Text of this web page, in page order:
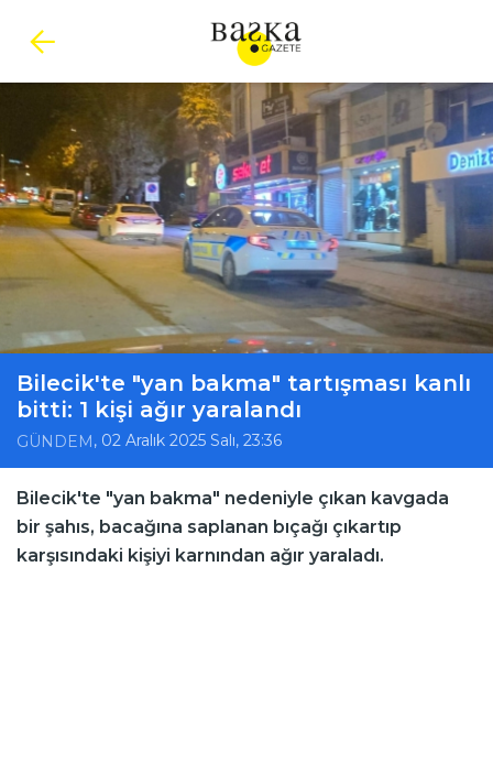
Bilecik'te "yan bakma" tartışması kanlı
bitti: 1 kişi ağır yaralandı
GÜNDEM, 02 Aralık 2025 Salı, 23:36
Bilecik'te "yan bakma" nedeniyle çıkan kavgada
bir şahıs, bacağına saplanan bıçağı çıkartıp
karşısındaki kişiyi karnından ağır yaraladı.